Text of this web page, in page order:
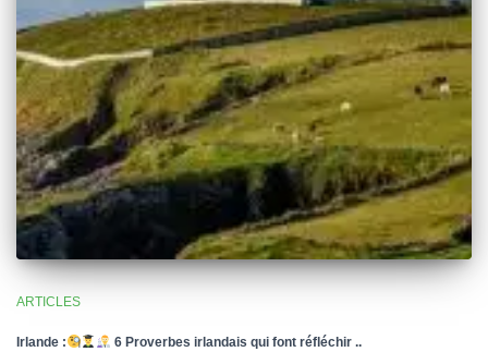
ARTICLES
Irlande : 6 Proverbes irlandais qui font réfléchir ..